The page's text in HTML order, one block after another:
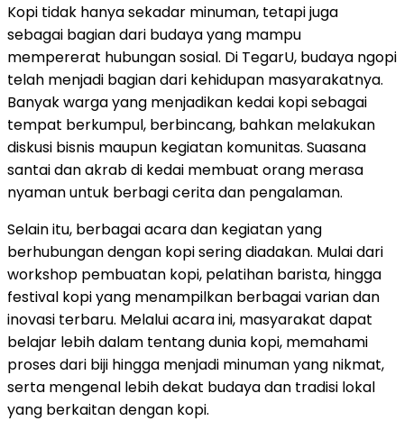
Kopi tidak hanya sekadar minuman, tetapi juga
sebagai bagian dari budaya yang mampu
mempererat hubungan sosial. Di TegarU, budaya ngopi
telah menjadi bagian dari kehidupan masyarakatnya.
Banyak warga yang menjadikan kedai kopi sebagai
tempat berkumpul, berbincang, bahkan melakukan
diskusi bisnis maupun kegiatan komunitas. Suasana
santai dan akrab di kedai membuat orang merasa
nyaman untuk berbagi cerita dan pengalaman.
Selain itu, berbagai acara dan kegiatan yang
berhubungan dengan kopi sering diadakan. Mulai dari
workshop pembuatan kopi, pelatihan barista, hingga
festival kopi yang menampilkan berbagai varian dan
inovasi terbaru. Melalui acara ini, masyarakat dapat
belajar lebih dalam tentang dunia kopi, memahami
proses dari biji hingga menjadi minuman yang nikmat,
serta mengenal lebih dekat budaya dan tradisi lokal
yang berkaitan dengan kopi.